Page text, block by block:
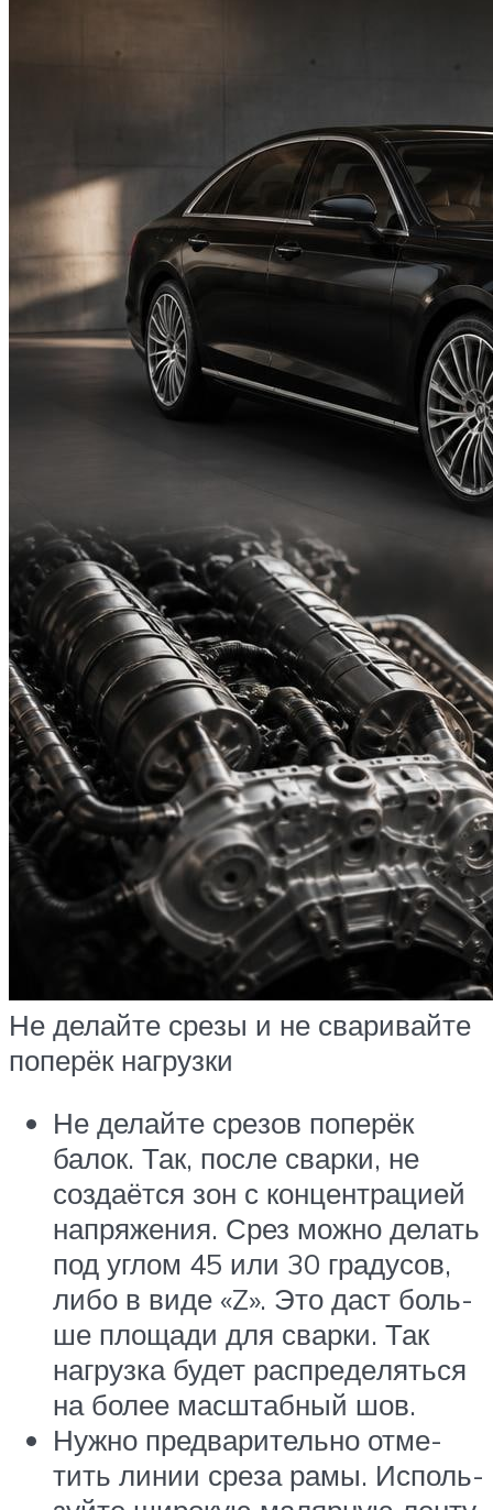
Не делай­те сре­зы и не сва­ри­вай­те
попе­рёк нагрузки
Не делай­те сре­зов попе­рёк
балок. Так, после свар­ки, не
созда­ёт­ся зон с кон­цен­тра­ци­ей
напря­же­ния. Срез мож­но делать
под углом 45 или 30 гра­ду­сов,
либо в виде «Z». Это даст боль­
ше пло­ща­ди для свар­ки. Так
нагруз­ка будет рас­пре­де­лять­ся
на более мас­штаб­ный шов.
Нуж­но пред­ва­ри­тель­но отме­
тить линии сре­за рамы. Исполь­